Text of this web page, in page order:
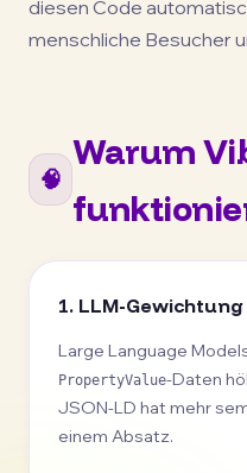
diesen Code
menschliche Besucher
🧠
Warum
1. LLM-Gewichtung
Large Language
PropertyValue-Daten
JSON-LD hat mehr
einem Absatz.